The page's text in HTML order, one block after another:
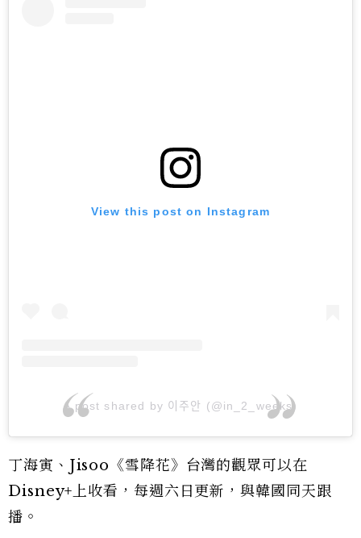
View this post on Instagram
A post shared by 이주안 (@in_2_weeks)
丁海寅、Jisoo《雪降花》台灣的觀眾可以在
Disney+上收看，每週六日更新，與韓國同天跟
播。